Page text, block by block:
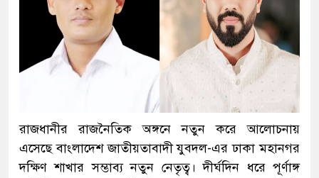
রাজধানীর রাজনৈতিক অঙ্গনে নতুন করে আলোচনায়
এসেছে বাংলাদেশ জাতীয়তাবাদী যুবদল-এর ঢাকা মহানগর
দক্ষিণ শাখার সম্ভাব্য নতুন নেতৃত্ব। দীর্ঘদিন ধরে পূর্ণাঙ্গ